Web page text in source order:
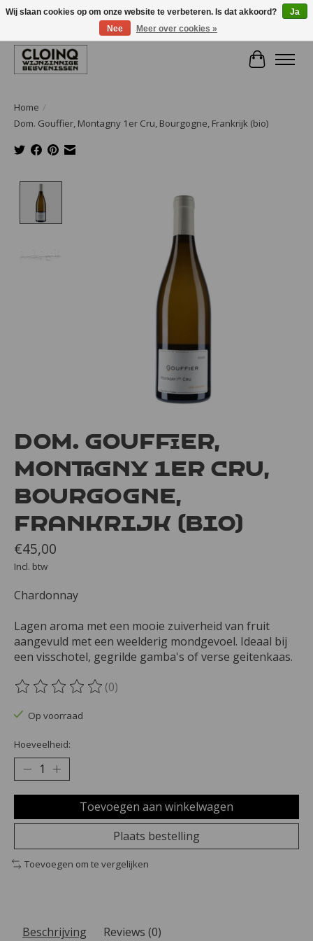
Large selection of products and fast shipping!
Home /
Dom. Gouffier, Montagny 1er Cru, Bourgogne, Frankrijk (bio)
Dom. Gouffier,
Montagny 1er Cru,
Bourgogne,
Frankrijk (bio)
€45,00
Incl. btw
Chardonnay
Lagen aroma met een mooie zuiverheid van fruit
aangevuld met een weelderig mondgevoel. Ideaal bij
een visschotel, gegrilde gamba's of verse geitenkaas.
De beoordeling van dit product is
(0)
Op voorraad
Hoeveelheid:
Toevoegen aan winkelwagen
Plaats bestelling
Toevoegen om te vergelijken
Beschrijving Reviews (0)
Wij slaan cookies op om onze website te verbeteren. Is dat akkoord?
Ja
Nee
Meer over cookies »